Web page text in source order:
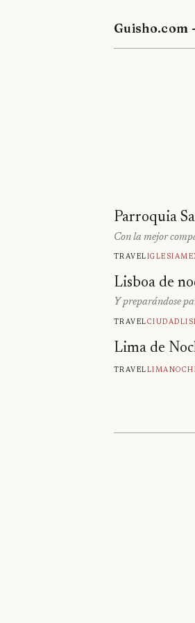
Guisho.com
Parroquia
Con la mejor
TravelIglesia
Lisboa de
Y preparándose
TravelCiudad
Lima de
TravelLima